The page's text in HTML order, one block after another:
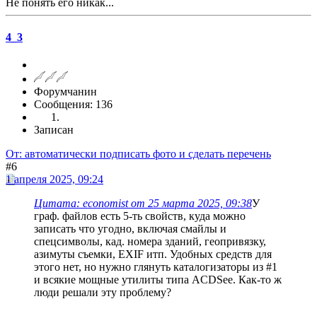
4_3
Форумчанин
Сообщения: 136
Записан
От: автоматически подписать фото и сделать перечень
#6
1 апреля 2025, 09:24
Цитата: economist от 25 марта 2025, 09:38У
граф. файлов есть 5-ть свойств, куда можно
записать что угодно, включая смайлы и
спецсимволы, кад. номера зданий, геопривязку,
азимуты съемки, EXIF итп. Удобных средств для
этого нет, но нужно глянуть каталогизаторы из #1
и всякие мощные утилиты типа ACDSee. Как-то ж
люди решали эту проблему?